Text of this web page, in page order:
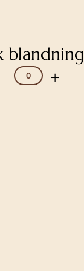
blandning
+